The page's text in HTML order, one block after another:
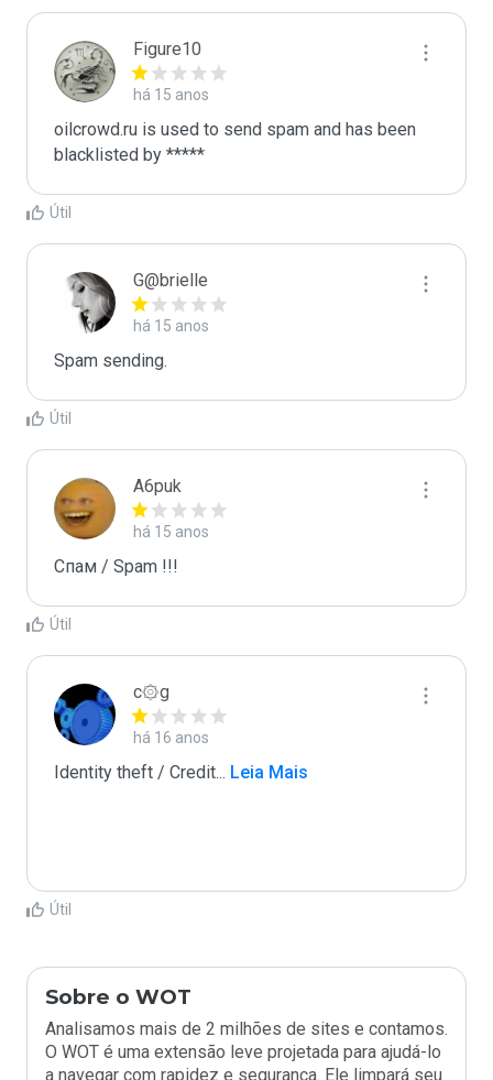
Figure10
há 15 anos
oilcrowd.ru is used to send spam and has been
blacklisted by *****
Útil
G@brielle
há 15 anos
Spam sending.
Útil
A6puk
há 15 anos
Спам / Spam !!!
Útil
c۞g
há 16 anos
Identity theft / Credit... Leia Mais
Útil
Sobre o WOT
Analisamos mais de 2 milhões de sites e contamos.
O WOT é uma extensão leve projetada para ajudá-lo
a navegar com rapidez e segurança. Ele limpará seu